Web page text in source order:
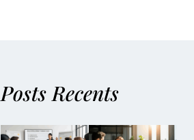
Posts Recents